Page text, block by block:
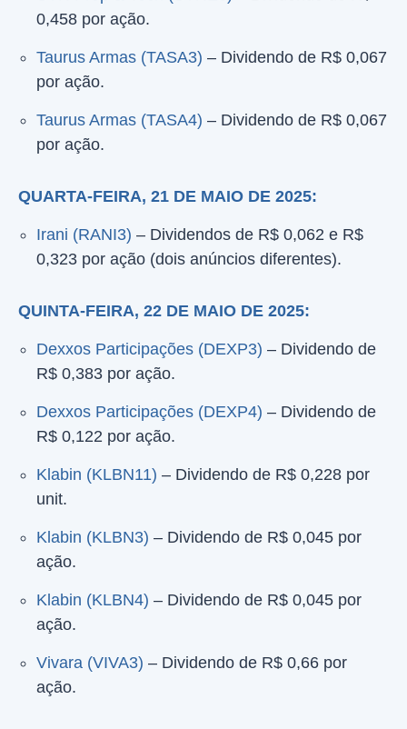
0,458 por ação.
Taurus Armas (TASA3) – Dividendo de R$ 0,067
por ação.
Taurus Armas (TASA4) – Dividendo de R$ 0,067
por ação.
QUARTA-FEIRA, 21 DE MAIO DE 2025:
Irani (RANI3) – Dividendos de R$ 0,062 e R$
0,323 por ação (dois anúncios diferentes).
QUINTA-FEIRA, 22 DE MAIO DE 2025:
Dexxos Participações (DEXP3) – Dividendo de
R$ 0,383 por ação.
Dexxos Participações (DEXP4) – Dividendo de
R$ 0,122 por ação.
Klabin (KLBN11) – Dividendo de R$ 0,228 por
unit.
Klabin (KLBN3) – Dividendo de R$ 0,045 por
ação.
Klabin (KLBN4) – Dividendo de R$ 0,045 por
ação.
Vivara (VIVA3) – Dividendo de R$ 0,66 por
ação.